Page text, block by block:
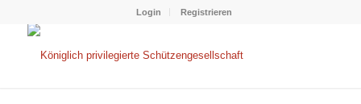
Login Registrieren